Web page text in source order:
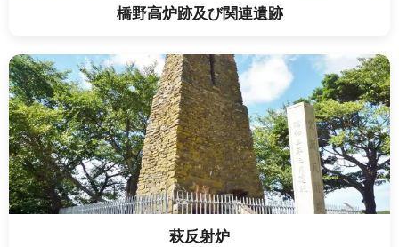
橋野高炉跡及び関連遺跡
萩反射炉